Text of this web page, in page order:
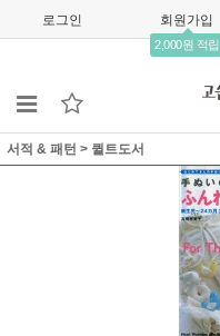
로그인 회원가입
2,000원 적립
서적 & 패턴 > 퀼트도서